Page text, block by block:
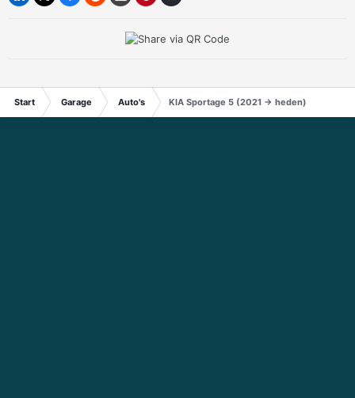
IP.Board Collections by DevFuse
Start Garage Auto's KIA Sportage 5 (2021 -> heden)